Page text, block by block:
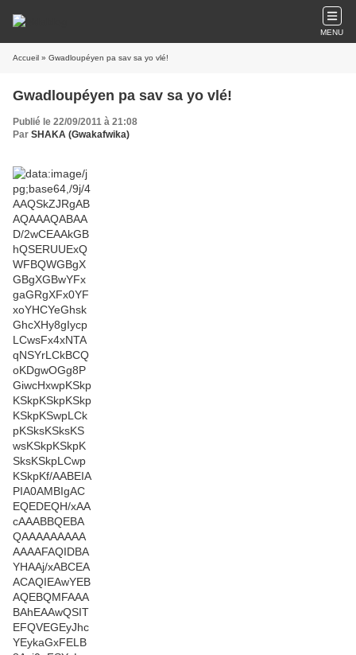
MENU
Accueil » Gwadloupéyen pa sav sa yo vlé!
Gwadloupéyen pa sav sa yo vlé!
Publié le 22/09/2011 à 21:08
Par SHAKA (Gwakafwika)